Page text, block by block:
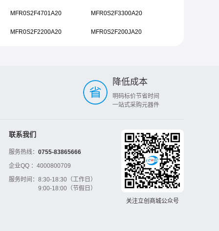
MFR0S2F4701A20 MFR0S2F3300A20
MFR0S2F2200A20 MFR0S2F200JA20
降低成本
明码标价节省时间
一站式采购元器件
联系我们
服务热线： 0755-83865666
企业QQ ： 4000800709
服务时间： 8:30-18:30（工作日）
9:00-18:00（节假日）
关注立创商城公众号